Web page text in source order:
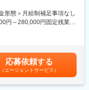
の、視野を広げられる業
な1on1面談の場を設けて
談もしやすく、社員が生
に取り組んでいます。
問わず相談しやすい、活
アチェンジされたい方歓
お客様先での業務が4割ほ
との打ち合わせ等もある
の一つとなります。
形態＞月給制補足事項なし
円～280,000円固定残業手
決定します。■昇給：年1
金額であり、選考を通じ
額)は固定手当を含めた表記
応募依頼する
（エージェントサービス）